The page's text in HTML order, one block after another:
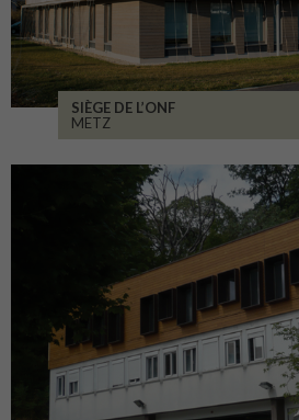
SIÈGE DE L’ONF
METZ